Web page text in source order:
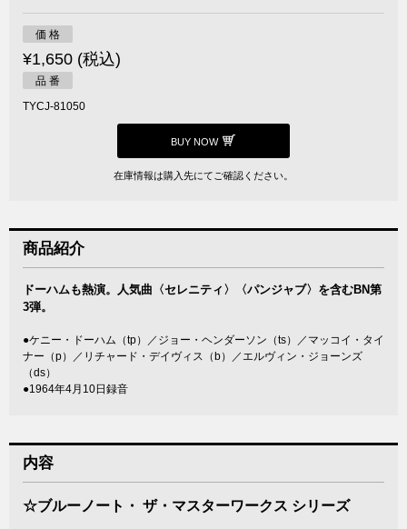
価 格
¥1,650 (税込)
品 番
TYCJ-81050
BUY NOW
在庫情報は購入先にてご確認ください。
商品紹介
ドーハムも熱演。人気曲〈セレニティ〉〈パンジャブ〉を含むBN第
3弾。
●ケニー・ドーハム（tp）／ジョー・ヘンダーソン（ts）／マッコイ・タイ
ナー（p）／リチャード・デイヴィス（b）／エルヴィン・ジョーンズ
（ds）
●1964年4月10日録音
内容
☆ブルーノート・ ザ・マスターワークス シリーズ